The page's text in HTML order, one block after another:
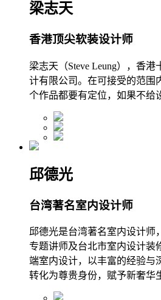
梁志天
香港顶尖软装设计师
梁志天（Steve Leung），香
计有限公司。在可接受的范围
个作品都要有定位，如果不给
邱德光
台湾著名室内设计师
邱德光是台湾著名室内设计
专题讲师及台北市室内设计装
端室内设计，以丰富的经验与
转化为尊贵身份，赋予新奢华